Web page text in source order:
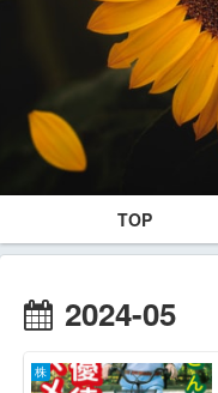
TOP
2024-05
株